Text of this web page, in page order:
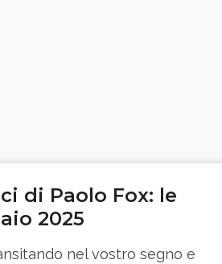
di Paolo Fox: le
2025
nel vostro segno e